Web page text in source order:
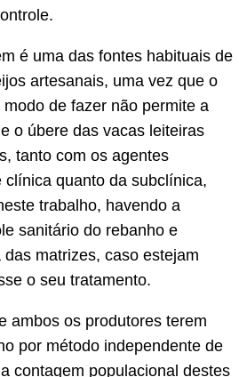
é uma das fontes habituais de
artesanais, uma vez que o
de fazer não permite a
o úbere das vacas leiteiras
tanto com os agentes
quanto da subclínica,
trabalho, havendo a
sanitário do rebanho e
matrizes, caso estejam
o seu tratamento.
ambos os produtores terem
por método independente de
contagem populacional destes